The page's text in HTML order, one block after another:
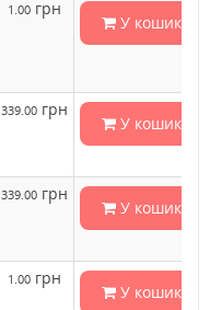
1.00 грн
У кошик
339.00 грн
У кошик
339.00 грн
У кошик
1.00 грн
У кошик